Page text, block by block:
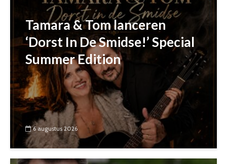
Tamara & Tom lanceren
‘Dorst In De Smidse!’ Special
Summer Edition
6 augustus 2026